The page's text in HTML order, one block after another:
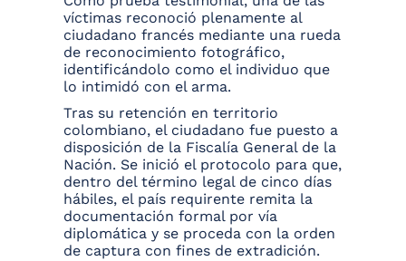
víctimas reconoció plenamente al
ciudadano francés mediante una rueda
de reconocimiento fotográfico,
identificándolo como el individuo que
lo intimidó con el arma.
Tras su retención en territorio
colombiano, el ciudadano fue puesto a
disposición de la Fiscalía General de la
Nación. Se inició el protocolo para que,
dentro del término legal de cinco días
hábiles, el país requirente remita la
documentación formal por vía
diplomática y se proceda con la orden
de captura con fines de extradición.